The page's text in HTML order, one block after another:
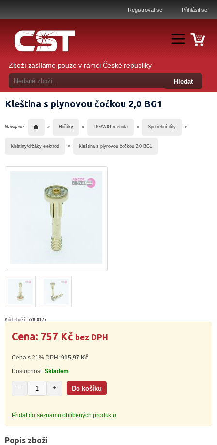
Registrovat se Přihlásit se
Zboží zasíláme pouze v rámci České republiky
Kleština s plynovou čočkou 2,0 BG1
Navigace: » Hořáky » TIG/WIG metoda » Spotřební díly »
Kleštiny/držáky elektrod » Kleština s plynovou čočkou 2,0 BG1
Kód zboží: 776.0177
Cena: 757 Kč bez DPH
Cena s 21% DPH:915,97 Kč
Dostupnost:Skladem
- +
Přidat do seznamu oblíbených produktů
Popis zboží